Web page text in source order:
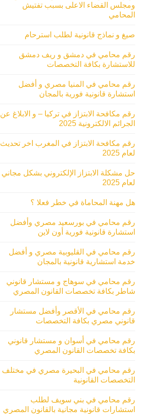
ومجلس القضاء الاعلى بسبب تفتيش
المحامي
صيغ و نماذج قانونية لطلب استرحام
رقم محامي في دمشق و ريف دمشق
للاستشارة بكافة التخصصات
رقم محامي في المنيا مصري و أفضل
استشارة قانونية فورية بالمجان
رقم مكافحة الابتزاز في تركيا – و الابلاغ عن
الجرائم الالكترونية 2025
رقم مكافحة الابتزاز في المغرب اخر تحديث
لعام 2025
حل مشكلة الابتزاز الإلكتروني بشكل مجاني
لعام 2025
هل مهنة المحاماة في خطر فعلا ؟
رقم محامي في بورسعيد مصري وأفضل
استشارة قانونية فورية أون لاين
رقم محامي في القليوبية مصري و أفضل
خدمة استشارية قانونية بالمجان
رقم محامي في سوهاج و مستشار قانوني
شاطر بكافة تخصصات القانون المصري
رقم محامي في الأقصر وأفضل مستشار
قانوني مصري بكافة التخصصات
رقم محامي في أسوان و مستشار قانوني
بكافة تخصصات القانون المصري
رقم محامي في البحيرة مصري في مختلف
التخصصات القانونية
رقم محامي في بني سويف لطلب
استشارات قانونية مجانية بالقانون المصري